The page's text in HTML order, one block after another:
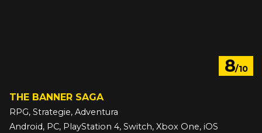
8/10
THE BANNER SAGA
RPG, Strategie, Adventura
Android, PC, PlayStation 4, Switch, Xbox One, iOS